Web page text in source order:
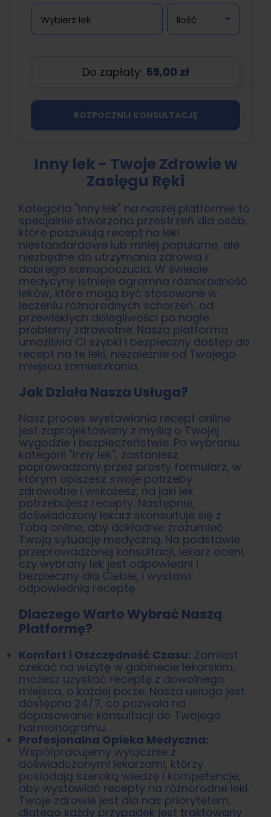
Do zapłaty: 59,00 zł
ROZPOCZNIJ KONSULTACJĘ
Inny lek - Twoje Zdrowie w
Zasięgu Ręki
Kategoria "Inny lek" na naszej platformie to
specjalnie stworzona przestrzeń dla osób,
które poszukują recept na leki
niestandardowe lub mniej popularne, ale
niezbędne do utrzymania zdrowia i
dobrego samopoczucia. W świecie
medycyny istnieje ogromna różnorodność
leków, które mogą być stosowane w
leczeniu różnorodnych schorzeń, od
przewlekłych dolegliwości po nagłe
problemy zdrowotne. Nasza platforma
umożliwia Ci szybki i bezpieczny dostęp do
recept na te leki, niezależnie od Twojego
miejsca zamieszkania.
Jak Działa Nasza Usługa?
Nasz proces wystawiania recept online
jest zaprojektowany z myślą o Twojej
wygodzie i bezpieczeństwie. Po wybraniu
kategorii "Inny lek", zostaniesz
poprowadzony przez prosty formularz, w
którym opiszesz swoje potrzeby
zdrowotne i wskażesz, na jaki lek
potrzebujesz recepty. Następnie,
doświadczony lekarz skonsultuje się z
Tobą online, aby dokładnie zrozumieć
Twoją sytuację medyczną. Na podstawie
przeprowadzonej konsultacji, lekarz oceni,
czy wybrany lek jest odpowiedni i
bezpieczny dla Ciebie, i wystawi
odpowiednią receptę.
Dlaczego Warto Wybrać Naszą
Platformę?
Komfort i Oszczędność Czasu: Zamiast
czekać na wizytę w gabinecie lekarskim,
możesz uzyskać receptę z dowolnego
miejsca, o każdej porze. Nasza usługa jest
dostępna 24/7, co pozwala na
dopasowanie konsultacji do Twojego
harmonogramu.
Profesjonalna Opieka Medyczna:
Współpracujemy wyłącznie z
doświadczonymi lekarzami, którzy
posiadają szeroką wiedzę i kompetencje,
aby wystawiać recepty na różnorodne leki.
Twoje zdrowie jest dla nas priorytetem,
dlatego każdy przypadek jest traktowany